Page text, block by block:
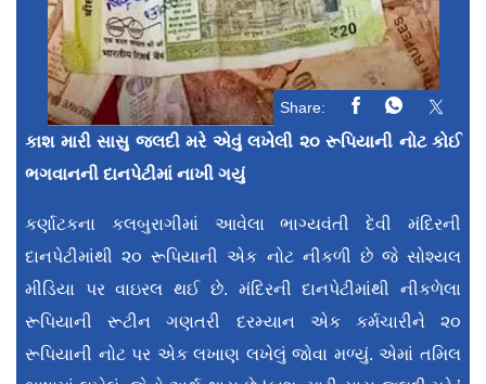
Share:
કાશ મારી સાસુ જલદી મરે એવું લખેલી ૨૦ રૂપિયાની નોટ કોઈ
ભગવાનની દાનપેટીમાં નાખી ગયું
કર્ણાટકના કલબુરાગીમાં આવેલા ભાગ્યવંતી દેવી મંદિરની
દાનપેટીમાંથી ૨૦ રૂપિયાની એક નોટ નીકળી છે જે સોશ્યલ
મીડિયા પર વાઇરલ થઈ છે. મંદિરની દાનપેટીમાંથી નીકળેલા
રૂપિયાની રૂટીન ગણતરી દરમ્યાન એક કર્મચારીને ૨૦
રૂપિયાની નોટ પર એક લખાણ લખેલું જોવા મળ્યું. એમાં તમિલ